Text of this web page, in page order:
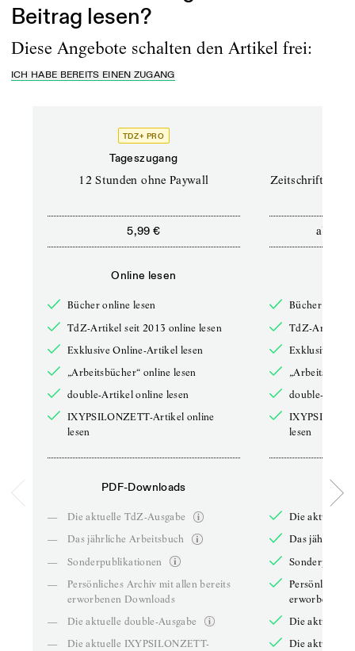
Beitrag lesen?
Diese Angebote schalten den Artikel frei:
ICH HABE BEREITS EINEN ZUGANG
TDZ+ PRO
Tageszugang
12 Stunden ohne Paywall
5,99 €
Online lesen
Bücher online lesen
TdZ-Artikel seit 2013 online lesen
Exklusive Online-Artikel lesen
„Arbeitsbücher“ online lesen
double-Artikel online lesen
IXYPSILONZETT-Artikel online
lesen
PDF-Downloads
—
Die aktuelle TdZ-Ausgabe
—
Das jährliche Arbeitsbuch
—
Sonderpublikationen
—
Persönliches Archiv mit allen bereits
erworbenen Downloads
—
Die aktuelle double-Ausgabe
—
Die aktuelle IXYPSILONZETT-
Zeitschriften
ab
Bücher online
TdZ-Artikel
Exklusive
double-
lesen
Die aktuelle
Das jährliche
Persönliches
erworbenen
Die aktuelle
Die aktuelle